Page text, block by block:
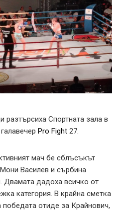
разтърсиха Спортната зала в
Pro Fight 27.
мач бе сблъсъкът
Василев и сърбина
Двамата дадоха всичко от
категория. В крайна сметка
победата отиде за Крайнович,